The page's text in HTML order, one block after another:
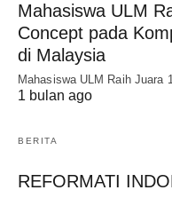
Mahasiswa ULM
Concept pada
di Malaysia
Mahasiswa ULM Raih Juara
1 bulan ago
BERITA
REFORMATI